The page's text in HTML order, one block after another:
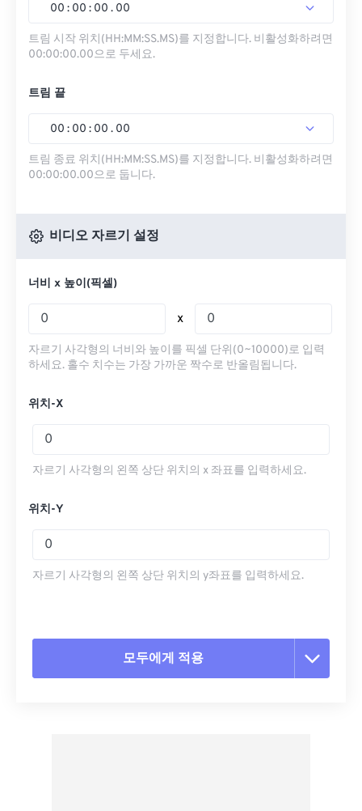
00 : 00 : 00 . 00
트림 시작 위치(HH:MM:SS.MS)를 지정합니다. 비활성화하려면
00:00:00.00으로 두세요.
트림 끝
00 : 00 : 00 . 00
트림 종료 위치(HH:MM:SS.MS)를 지정합니다. 비활성화하려면
00:00:00.00으로 둡니다.
비디오 자르기 설정
너비 x 높이(픽셀)
x
자르기 사각형의 너비와 높이를 픽셀 단위(0~10000)로 입력
하세요. 홀수 치수는 가장 가까운 짝수로 반올림됩니다.
위치-X
자르기 사각형의 왼쪽 상단 위치의 x 좌표를 입력하세요.
위치-Y
자르기 사각형의 왼쪽 상단 위치의 y좌표를 입력하세요.
모두에게 적용